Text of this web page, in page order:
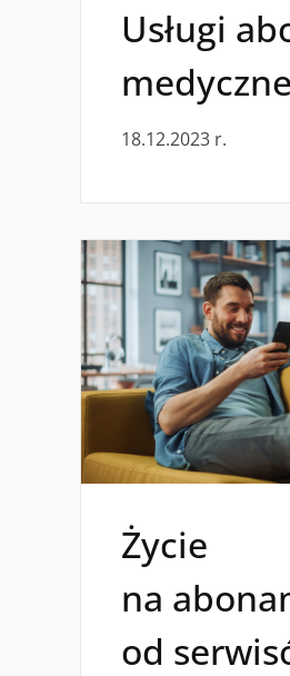
Usługi
18.12.2023 r.
Życie
na
od